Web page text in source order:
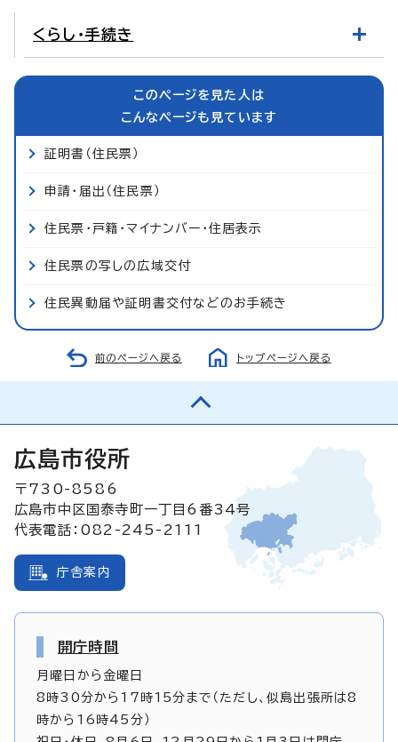
くらし・手続き
このページを見た人は
こんなページも見ています
証明書（住民票）
申請・届出（住民票）
住民票・戸籍・マイナンバー・住居表示
住民票の写しの広域交付
住民異動届や証明書交付などのお手続き
前のページへ戻る トップページへ戻る
広島市役所
〒730-8586
広島市中区国泰寺町一丁目6番34号
代表電話：082-245-2111
庁舎案内
開庁時間
月曜日から金曜日
8時30分から17時15分まで（ただし、似島出張所は8
時から16時45分）